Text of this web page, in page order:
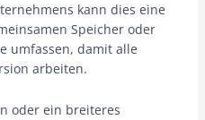
kann dies eine
Speicher oder
umfassen, damit alle
arbeiten.
oder ein breiteres